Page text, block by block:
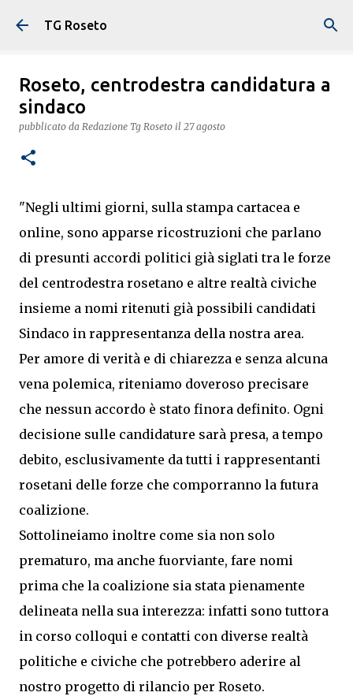
Passa ai contenuti principali
TG Roseto
Roseto, centrodestra candidatura a
sindaco
pubblicato da Redazione Tg Roseto il 27 agosto
"Negli ultimi giorni, sulla stampa cartacea e
online, sono apparse ricostruzioni che parlano
di presunti accordi politici già siglati tra le forze
del centrodestra rosetano e altre realtà civiche
insieme a nomi ritenuti già possibili candidati
Sindaco in rappresentanza della nostra area.
Per amore di verità e di chiarezza e senza alcuna
vena polemica, riteniamo doveroso precisare
che nessun accordo è stato finora definito. Ogni
decisione sulle candidature sarà presa, a tempo
debito, esclusivamente da tutti i rappresentanti
rosetani delle forze che comporranno la futura
coalizione.
Sottolineiamo inoltre come sia non solo
prematuro, ma anche fuorviante, fare nomi
prima che la coalizione sia stata pienamente
delineata nella sua interezza: infatti sono tuttora
in corso colloqui e contatti con diverse realtà
politiche e civiche che potrebbero aderire al
nostro progetto di rilancio per Roseto.